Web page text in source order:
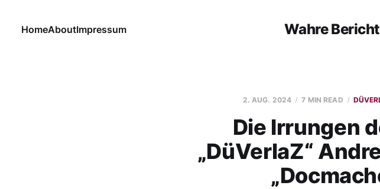
Wahre
HomeAboutImpressum
2. AUG. 2024 7 MIN READ
Die Irrungen
„DüVerlaZ“